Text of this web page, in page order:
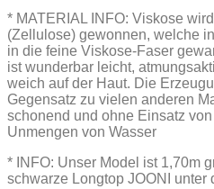
* MATERIAL INFO: Viskose
(Zellulose) gewonnen, welche
in die feine Viskose-Faser
ist wunderbar leicht,
weich auf der Haut. Die
Gegensatz zu vielen anderen
schonend und ohne Einsatz
Unmengen von Wasser
* INFO: Unser Model ist 1,70m
schwarze Longtop JOONI unter